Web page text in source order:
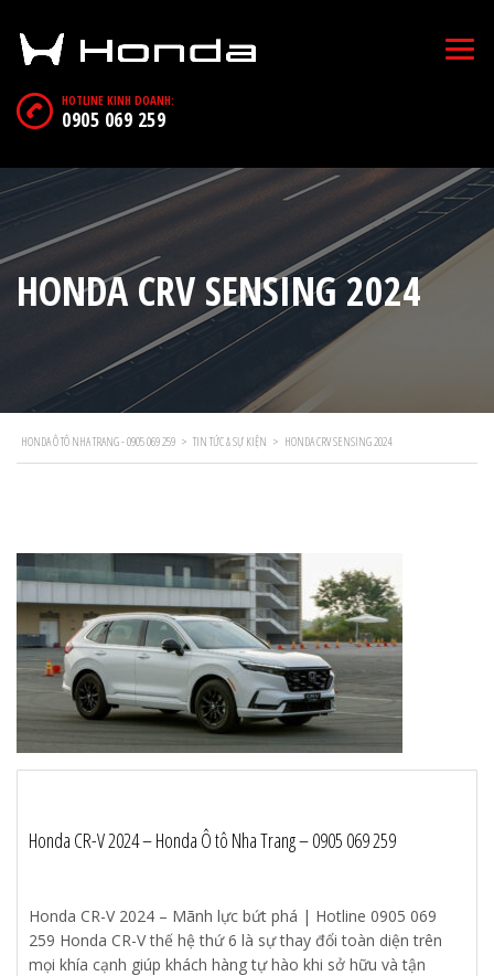
HOTLINE KINH DOANH:
0905 069 259
HONDA CRV SENSING 2024
HONDA Ô TÔ NHA TRANG - 0905 069 259 > TIN TỨC & SỰ KIỆN > HONDA CRV SENSING 2024
Honda CR-V 2024 – Honda Ô tô Nha Trang – 0905 069 259
Honda CR-V 2024 – Mãnh lực bứt phá | Hotline 0905 069
259 Honda CR-V thế hệ thứ 6 là sự thay đổi toàn diện trên
mọi khía cạnh giúp khách hàng tự hào khi sở hữu và tận